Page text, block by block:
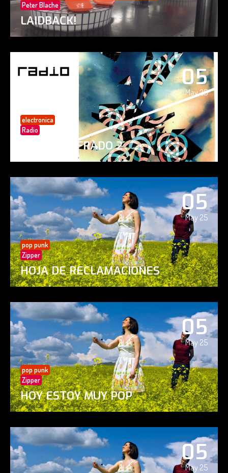
Peter Blache
LAIDBACK!
05
May 25
electronica
Radio
PAISAJE CIFRADO 2
05
May 25
pop punk
Zipper
HOJA DE RECLAMACIONES
05
May 25
pop punk
Zipper
HOY ESTOY MUY POP
05
May 25